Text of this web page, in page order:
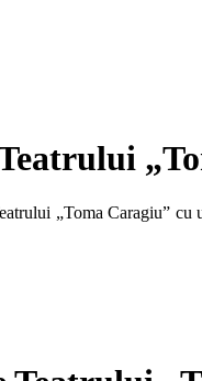
„Toma Caragiu” cu